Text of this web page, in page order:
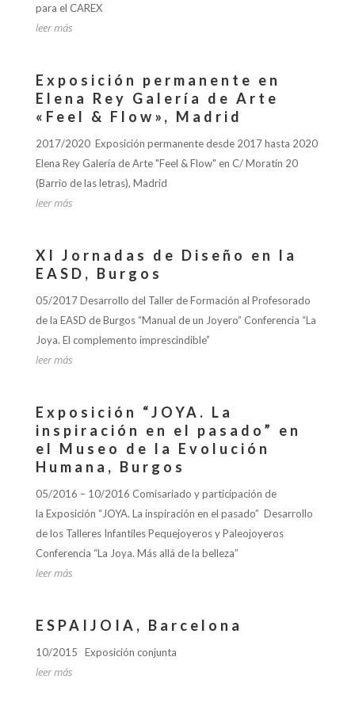
para el CAREX
leer más
Exposición permanente en
Elena Rey Galería de Arte
«Feel & Flow», Madrid
2017/2020 Exposición permanente desde 2017 hasta 2020
Elena Rey Galería de Arte "Feel & Flow" en C/ Moratín 20
(Barrio de las letras), Madrid
leer más
XI Jornadas de Diseño en la
EASD, Burgos
05/2017 Desarrollo del Taller de Formación al Profesorado
de la EASD de Burgos “Manual de un Joyero” Conferencia “La
Joya. El complemento imprescindible”
leer más
Exposición “JOYA. La
inspiración en el pasado” en
el Museo de la Evolución
Humana, Burgos
05/2016 – 10/2016 Comisariado y participación de
la Exposición “JOYA. La inspiración en el pasado” Desarrollo
de los Talleres Infantiles Pequejoyeros y Paleojoyeros
Conferencia “La Joya. Más allá de la belleza”
leer más
ESPAIJOIA, Barcelona
10/2015 Exposición conjunta
leer más